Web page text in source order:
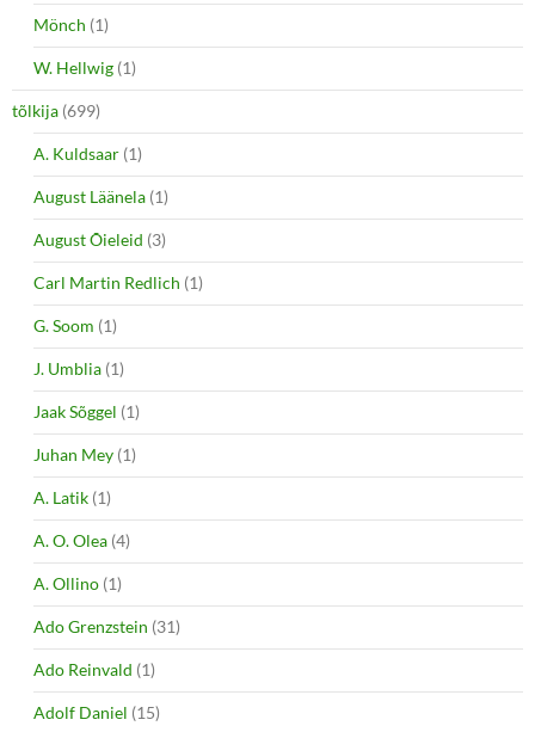
Mönch (1)
W. Hellwig (1)
tõlkija (699)
A. Kuldsaar (1)
August Läänela (1)
August Õieleid (3)
Carl Martin Redlich (1)
G. Soom (1)
J. Umblia (1)
Jaak Sõggel (1)
Juhan Mey (1)
A. Latik (1)
A. O. Olea (4)
A. Ollino (1)
Ado Grenzstein (31)
Ado Reinvald (1)
Adolf Daniel (15)